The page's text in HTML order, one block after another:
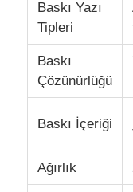
Baskı Yazı
Tipleri
Baskı
Çözünürlüğü
Baskı İçeriği
Ağırlık